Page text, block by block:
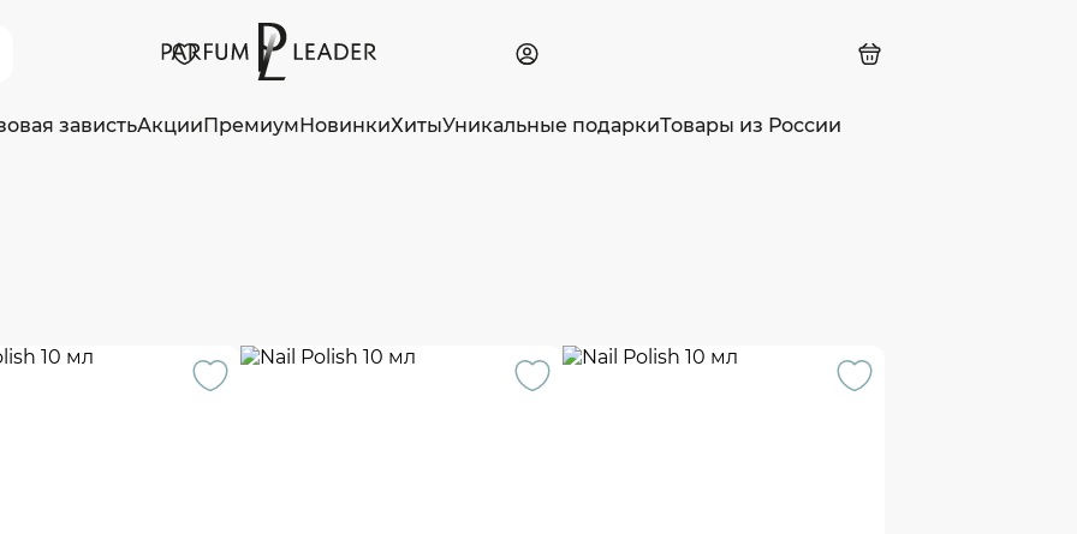
завистьАкцииПремиумНовинкиХитыУникальные подаркиТовары из России